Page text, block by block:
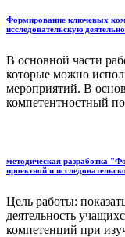
Формирование ключевых
исследовательскую
В основной части
которые можно
мероприятий. В
компетентностный
методическая разработка
проектной и
Цель работы:
деятельность
компетенций при